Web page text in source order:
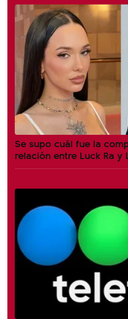
Se supo cuál fue la
relación entre Luck Ra y